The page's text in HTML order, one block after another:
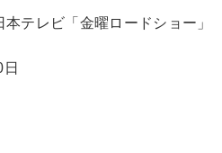
テレビ「金曜ロードショー」